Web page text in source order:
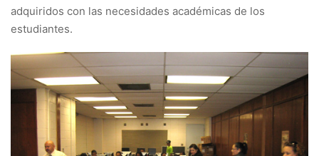
adquiridos con las necesidades académicas de los
estudiantes.